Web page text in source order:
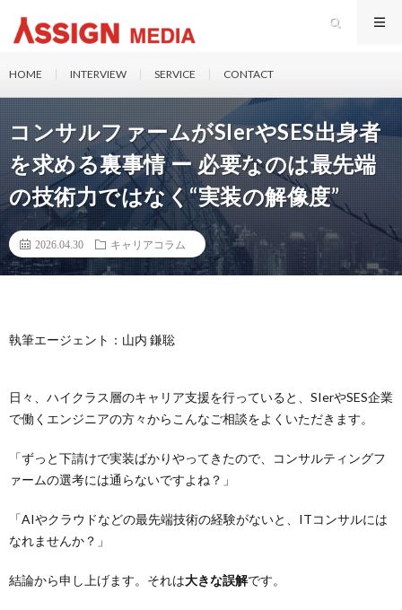
HOME INTERVIEW SERVICE CONTACT
コンサルファームがSIerやSES出身者
を求める裏事情 ー 必要なのは最先端
の技術力ではなく“実装の解像度”
2026.04.30 キャリアコラム
執筆エージェント：山内 鎌聡
日々、ハイクラス層のキャリア支援を行っていると、SIerやSES企業
で働くエンジニアの方々からこんなご相談をよくいただきます。
「ずっと下請けで実装ばかりやってきたので、コンサルティングフ
ァームの選考には通らないですよね？」
「AIやクラウドなどの最先端技術の経験がないと、ITコンサルには
なれませんか？」
結論から申し上げます。それは大きな誤解です。